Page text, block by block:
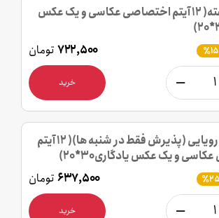
کل ایام هفته( 12 آیتم اختصاصی عکاسی و یک عکس
٪15 ۷۲۲,۵۰۰ تومان
خرید
شنبه های رویایی (پذیرش فقط در شنبه ها)( 12 آیتم
و یک عکس یادگاری30*20)
٪25 ۶۳۷,۵۰۰ تومان
خرید